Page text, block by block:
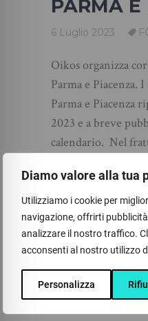
Diamo valore alla tua
Utilizziamo i cookie per
navigazione, offrirti
analizzare il nostro traffico.
acconsenti al nostro utilizzo
Personalizza
PARMA
6 Luglio 2023
Oikos organizza
Parma e Piacenza.
Parma e Piacenza
2023 e a breve
calendario. Nel
formazione